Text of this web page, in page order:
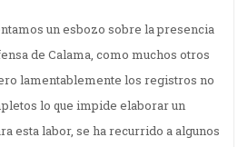
un esbozo sobre la presencia
de Calama, como muchos otros
lamentablemente los registros no
lo que impide elaborar un
esta labor, se ha recurrido a algunos